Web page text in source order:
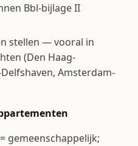
Bbl-bijlage II
stellen — vooral in
(Den Haag-
Amsterdam-
gemeenschappelijk;